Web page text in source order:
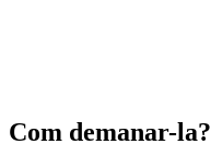
Com demanar-la?